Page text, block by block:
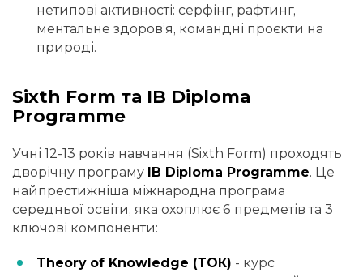
нетипові активності: серфінг, рафтинг,
ментальне здоров’я, командні проєкти на
природі.
Sixth Form та IB Diploma
Programme
Учні 12-13 років навчання (Sixth Form) проходять
дворічну програму
IB Diploma Programme. Це
найпрестижніша міжнародна програма
середньої освіти, яка охоплює 6 предметів та 3
ключові компоненти:
Theory of Knowledge (ТОК) - курс